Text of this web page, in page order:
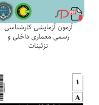
آزمون آزمایشی کارشناسی
رسمی معماری داخلی و
تزئینات